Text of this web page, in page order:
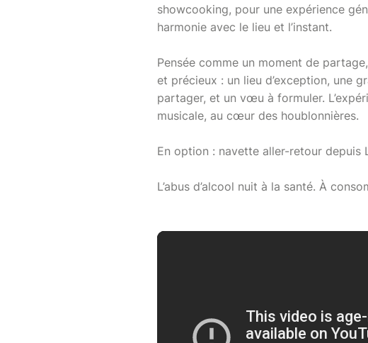
showcooking, pour une expérience
harmonie avec le lieu et l’instant.
Pensée comme un moment de
et précieux : un lieu d’exception, une
partager, et un vœu à formuler.
musicale, au cœur des houblonnières.
En option : navette aller-retour depuis
L’abus d’alcool nuit à la santé. À